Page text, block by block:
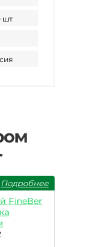
шт
Подробнее
FineBer